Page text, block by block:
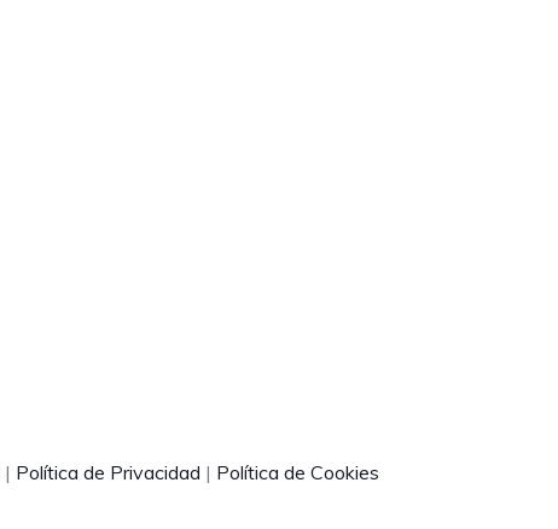
| Política de Privacidad | Política de Cookies